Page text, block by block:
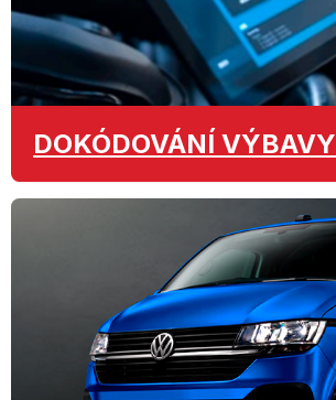
DOKÓDOVÁNÍ VÝBAVY